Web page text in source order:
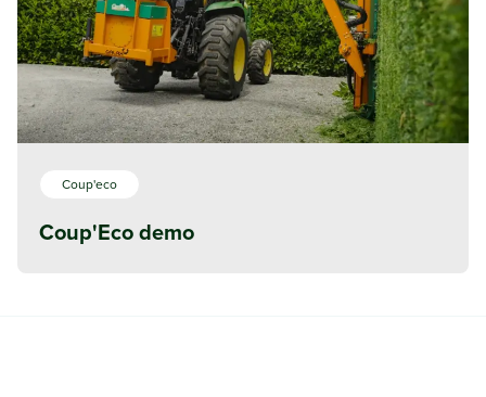
Coup'eco
Coup'Eco demo